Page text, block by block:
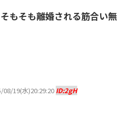
もそも離婚される筋合い無
08/19(水)20:29:20 ID:2gH